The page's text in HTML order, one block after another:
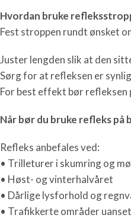
Hvordan bruke
Fest stroppen rundt ønsket
Juster lengden slik at den
Sørg for at refleksen er
For best effekt bør refleksen
Når bør du bruke refleks på
Refleks anbefales ved:
• Trilleturer i skumring og
• Høst- og vinterhalvåret
• Dårlige lysforhold og
• Trafikkerte områder